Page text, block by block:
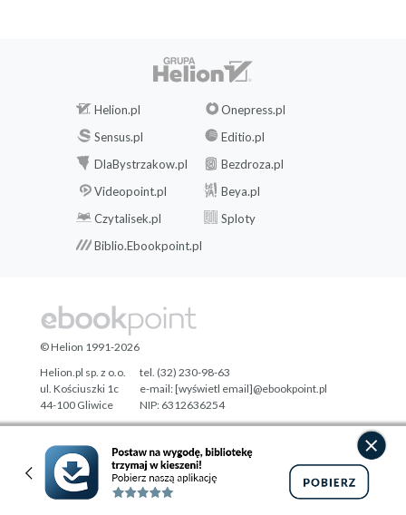
Helion.pl
Onepress.pl
Sensus.pl
Editio.pl
DlaBystrzakow.pl
Bezdroza.pl
Videopoint.pl
Beya.pl
Czytalisek.pl
Sploty
Biblio.Ebookpoint.pl
Designed with ♥ byTonik.pl
© Helion 1991-2026
Helion.pl sp. z o.o.
ul. Kościuszki 1c
44-100 Gliwice
tel. (32) 230-98-63
e-mail:[wyświetl email]@ebookpoint.pl
NIP: 6312636254
Regon: 241989027
Pełna wersja strony »